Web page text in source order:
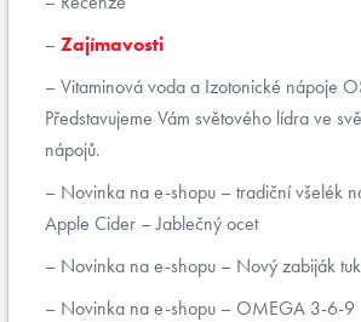
Zajímavosti
Vitaminová voda a Izotonické nápoje
Představujeme Vám světového lídra ve
nápojů.
Novinka na e-shopu – tradiční všelék
Apple Cider – Jablečný ocet
Novinka na e-shopu – Nový zabiják
Novinka na e-shopu – OMEGA 3-6-9